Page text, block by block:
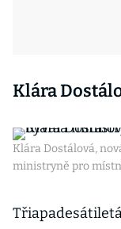
Klára
Klára Dostálová,
ministryně pro